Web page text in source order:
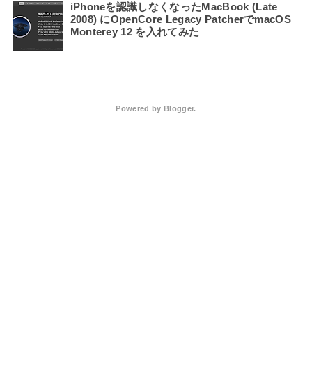
iPhoneを認識しなくなったMacBook (Late
2008) にOpenCore Legacy PatcherでmacOS
Monterey 12 を入れてみた
Powered by Blogger.